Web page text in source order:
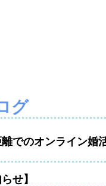
グ
でのオンライン婚
せ】